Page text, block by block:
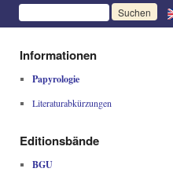
Informationen
Papyrologie
Literaturabkürzungen
Editionsbände
BGU